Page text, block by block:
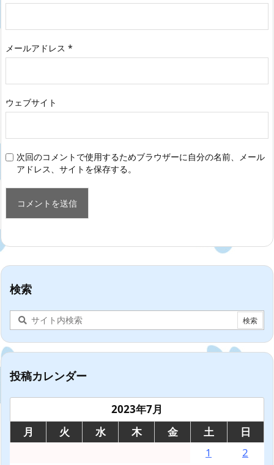
メールアドレス *
ウェブサイト
次回のコメントで使用するためブラウザーに自分の名前、メール
アドレス、サイトを保存する。
検索
投稿カレンダー
2023年7月
月
火 水 木 金 土
日
1
2